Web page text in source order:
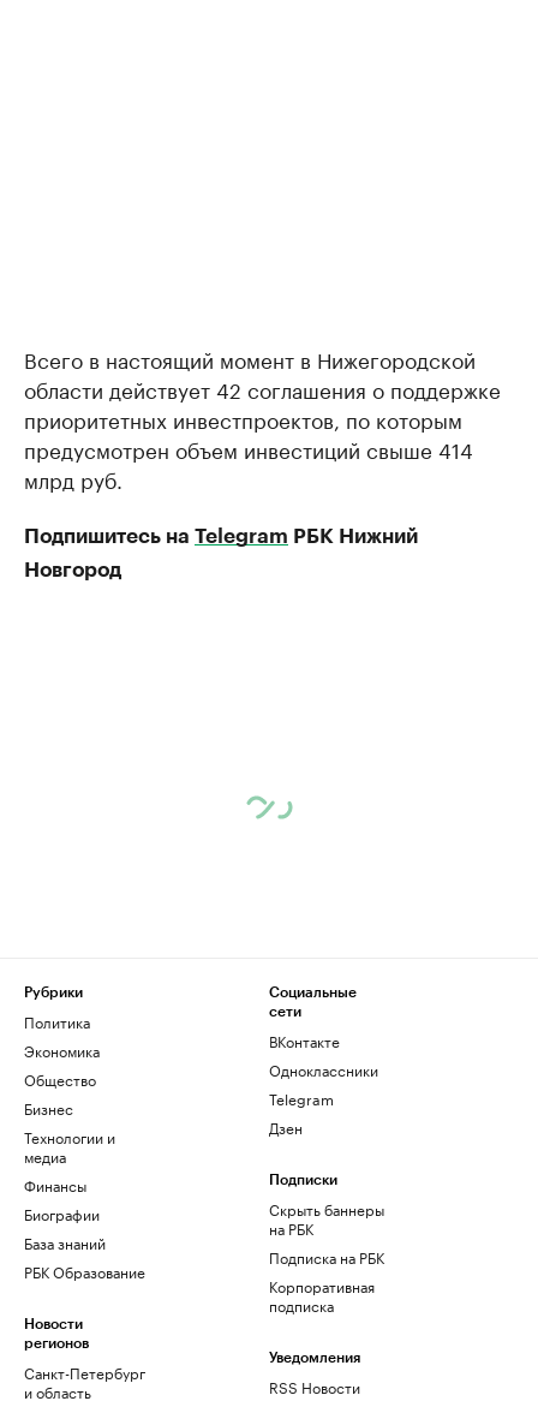
Всего в настоящий момент в Нижегородской
области действует 42 соглашения о поддержке
приоритетных инвестпроектов, по которым
предусмотрен объем инвестиций свыше 414
млрд руб.
Подпишитесь на Telegram РБК Нижний
Новгород
Рубрики
Политика
Экономика
Общество
Бизнес
Технологии и
медиа
Финансы
Биографии
База знаний
РБК Образование
Новости
регионов
Санкт-Петербург
и область
Социальные
сети
ВКонтакте
Одноклассники
Telegram
Дзен
Подписки
Скрыть баннеры
на РБК
Подписка на РБК
Корпоративная
подписка
Уведомления
RSS Новости